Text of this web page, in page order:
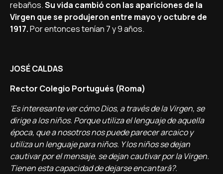
rebaños.Su vida cambió con las apariciones de la
Virgen que se produjeron entre mayo y octubre de
1917.Por entonces tení­an 7 y 9 años.
JOSÉ CALDAS
Rector Colegio Portugués (Roma)
'Es interesante ver cómo Dios, a través de la Virgen, se
dirige a los niños. Porque utiliza el lenguaje de aquella
época, que a nosotros nos puede parecer arcaico y
utiliza un lenguaje para niños. Y los niños se dejan
cautivar por el mensaje, se dejan cautivar por la Virgen.
Tienen esta capacidad de dejarse encantarâ?.